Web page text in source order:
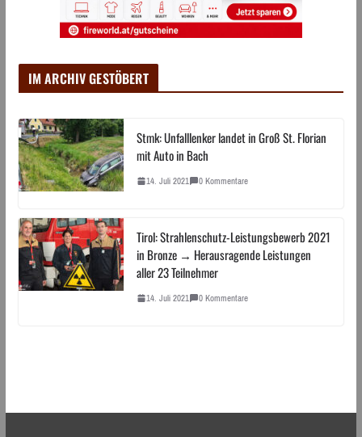
IM ARCHIV GESTÖBERT
Stmk: Unfalllenker landet in Groß St. Florian
mit Auto in Bach
14. Juli 2021 0 Kommentare
Tirol: Strahlenschutz-Leistungsbewerb 2021
in Bronze → Herausragende Leistungen
aller 23 Teilnehmer
14. Juli 2021 0 Kommentare